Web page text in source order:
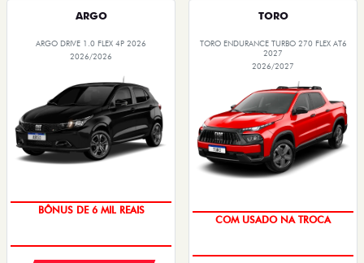
ARGO
ARGO DRIVE 1.0 FLEX 4P 2026
2026/2026
BÔNUS DE 6 MIL REAIS
TORO
TORO ENDURANCE TURBO 270 FLEX AT6
2027
2026/2027
COM USADO NA TROCA